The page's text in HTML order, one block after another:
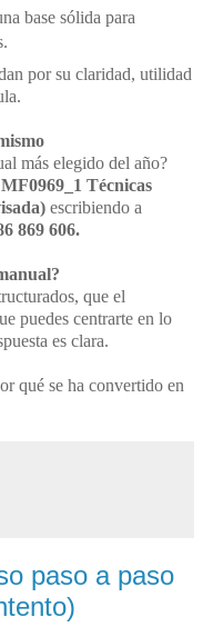
base sólida para
por su claridad, utilidad
más elegido del año?
MF0969_1 Técnicas
escribiendo a
869 606.
que el
puedes centrarte en lo
es clara.
qué se ha convertido en
paso a paso